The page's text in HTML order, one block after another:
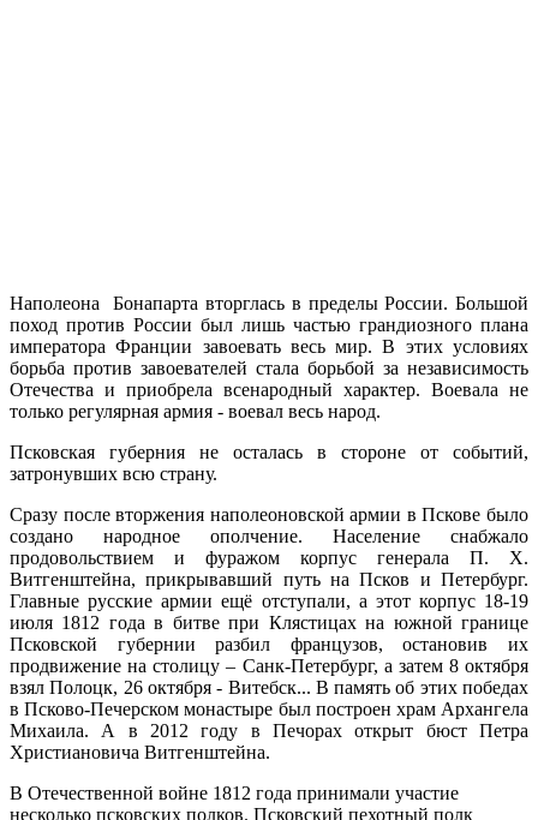
Наполеона Бонапарта вторглась в пределы России. Большой
поход против России был лишь частью грандиозного плана
императора Франции завоевать весь мир. В этих условиях
борьба против завоевателей стала борьбой за независимость
Отечества и приобрела всенародный характер. Воевала не
только регулярная армия - воевал весь народ.
Псковская губерния не осталась в стороне от событий,
затронувших всю страну.
Сразу после вторжения наполеоновской армии в Пскове было
создано народное ополчение. Население снабжало
продовольствием и фуражом корпус генерала П. X.
Витгенштейна, при­крывавший путь на Псков и Петербург.
Главные русские армии ещё отступали, а этот корпус 18-19
июля 1812 года в битве при Клястицах на южной границе
Псковской губернии разбил фран­цузов, остановив их
продвижение на столицу – Санк-Петербург, а затем 8 октября
взял Полоцк, 26 октября - Витебск... В память об этих победах
в Псково-Печерском мона­стыре был построен храм Архангела
Михаила. А в 2012 году в Печорах открыт бюст Петра
Христиановича Витгенштейна.
В Отечественной войне 1812 года принимали участие
несколько псковских полков. Псковский пехотный полк